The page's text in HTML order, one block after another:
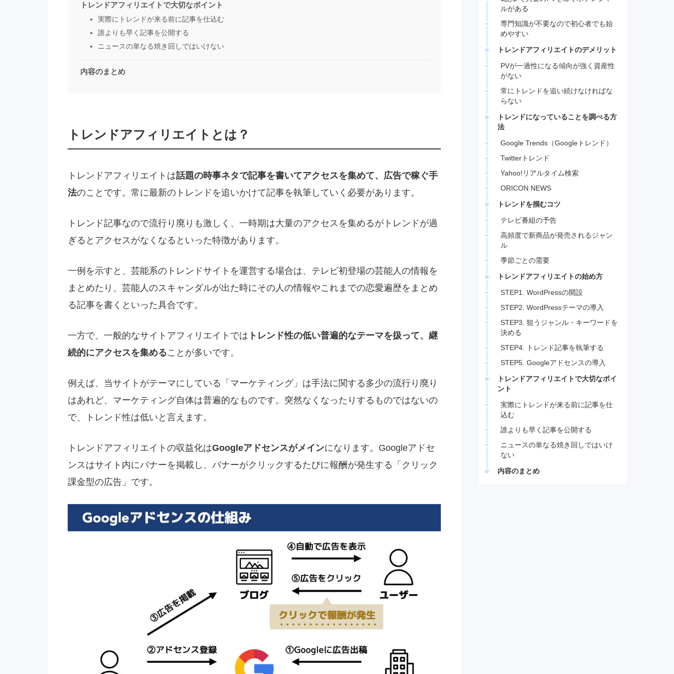
トレンドアフィリエイトで大切なポイント
実際にトレンドが来る前に記事を仕込む
誰よりも早く記事を公開する
ニュースの単なる焼き回しではいけない
内容のまとめ
トレンドアフィリエイトとは？
トレンドアフィリエイトは話題の時事ネタで記事を書いてアクセスを集めて、広告で稼ぐ手
法のことです。常に最新のトレンドを追いかけて記事を執筆していく必要があります。
トレンド記事なので流行り廃りも激しく、一時期は大量のアクセスを集めるがトレンドが過
ぎるとアクセスがなくなるといった特徴があります。
一例を示すと、芸能系のトレンドサイトを運営する場合は、テレビ初登場の芸能人の情報を
まとめたり、芸能人のスキャンダルが出た時にその人の情報やこれまでの恋愛遍歴をまとめ
る記事を書くといった具合です。
一方で、一般的なサイトアフィリエイトでは トレンド性の低い普遍的なテーマを扱って、継
続的にアクセスを集めることが多いです。
例えば、当サイトがテーマにしている「マーケティング」は手法に関する多少の流行り廃り
はあれど、マーケティング自体は普遍的なものです。突然なくなったりするものではないの
で、トレンド性は低いと言えます。
トレンドアフィリエイトの収益化はGoogleアドセンスがメインになります。Googleアドセ
ンスはサイト内にバナーを掲載し、バナーがクリックするたびに報酬が発生する「クリック
課金型の広告」です。
ルがある
専門知識が不要なので初心者でも始
めやすい
トレンドアフィリエイトのデメリット
PVが一過性になる傾向が強く資産性
がない
常にトレンドを追い続けなければな
らない
トレンドになっていることを調べる方
法
Google Trends（Googleトレンド）
Twitterトレンド
Yahoo!リアルタイム検索
ORICON NEWS
トレンドを掴むコツ
テレビ番組の予告
高頻度で新商品が発売されるジャン
ル
季節ごとの需要
トレンドアフィリエイトの始め方
STEP1. WordPressの開設
STEP2. WordPressテーマの導入
STEP3. 狙うジャンル・キーワードを
決める
STEP4. トレンド記事を執筆する
STEP5. Googleアドセンスの導入
トレンドアフィリエイトで大切なポイ
ント
実際にトレンドが来る前に記事を仕
込む
誰よりも早く記事を公開する
ニュースの単なる焼き回しではいけ
ない
内容のまとめ